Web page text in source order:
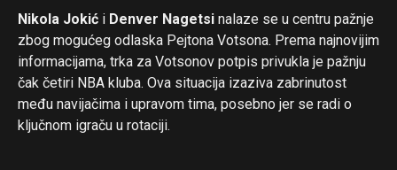
Nikola Jokić i Denver Nagetsi nalaze se u centru pažnje
zbog mogućeg odlaska Pejtona Votsona. Prema najnovijim
informacijama, trka za Votsonov potpis privukla je pažnju
čak četiri NBA kluba. Ova situacija izaziva zabrinutost
među navijačima i upravom tima, posebno jer se radi o
ključnom igraču u rotaciji.